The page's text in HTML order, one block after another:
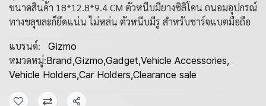
ขนาดสินค้า 18*12.8*9.4 CM ตัวหนีบมียางซิลิโคน ถนอมอุปกรณ์
ทางขลุขละก็ยึดแน่น ไม่หล่น ตัวหนีบมีรู สำหรับชาร์จแบตมือถือ
แบรนด์:
Gizmo
หมวดหมู่:Brand,Gizmo,Gadget,Vehicle Accessories,
Vehicle Holders,Car Holders,Clearance sale